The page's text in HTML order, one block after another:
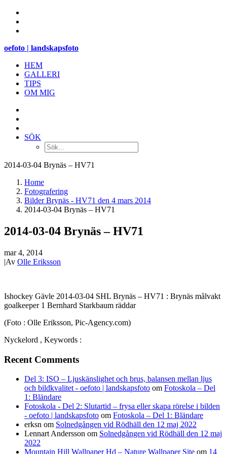
oefoto | landskapsfoto
HEM
GALLERI
TIPS
OM MIG
SÖK
2014-03-04 Brynäs – HV71
Home
Fotografering
Bilder Brynäs - HV71 den 4 mars 2014
2014-03-04 Brynäs – HV71
2014-03-04 Brynäs – HV71
mar 4, 2014
|Av Olle Eriksson
Ishockey Gävle 2014-03-04 SHL Brynäs – HV71 : Brynäs målvakt
goalkeeper 1 Bernhard Starkbaum räddar
(Foto : Olle Eriksson, Pic-Agency.com)
Nyckelord , Keywords :
Recent Comments
Del 3: ISO – Ljuskänslighet och brus, balansen mellan ljus
och bildkvalitet - oefoto | landskapsfoto om Fotoskola – Del
1: Bländare
Fotoskola - Del 2: Slutartid – frysa eller skapa rörelse i bilden
- oefoto | landskapsfoto om Fotoskola – Del 1: Bländare
erksn om Solnedgången vid Rödhäll den 12 maj 2022
Lennart Andersson om Solnedgången vid Rödhäll den 12 maj
2022
Mountain Hill Wallpaper Hd – Nature Wallpaper Site om 14